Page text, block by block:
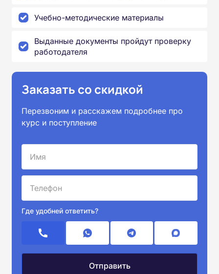
Учебно-методические материалы
Выданные документы пройдут проверку
работодателя
Заказать со скидкой
Перезвоним и расскажем подробнее про
курс и поступление
Где удобней ответить?